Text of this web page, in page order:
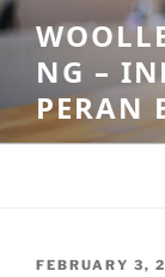
Skip
to
contentNG –
PERAN
POSTED
FEBRUARY 3,